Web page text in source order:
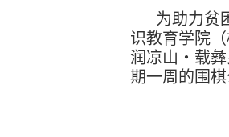
为助力贫
识教育学院
润凉山・载
期一周的围